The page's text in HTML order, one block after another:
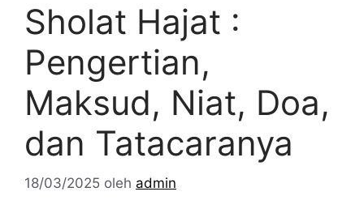
Sholat Hajat :
Pengertian,
Maksud, Niat, Doa,
dan Tatacaranya
18/03/2025 oleh admin